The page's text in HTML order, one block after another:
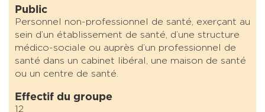
Public
Personnel non-professionnel de santé, exerçant au
sein d’un établissement de santé, d’une structure
médico-sociale ou auprès d’un professionnel de
santé dans un cabinet libéral, une maison de santé
ou un centre de santé.
Effectif du groupe
12